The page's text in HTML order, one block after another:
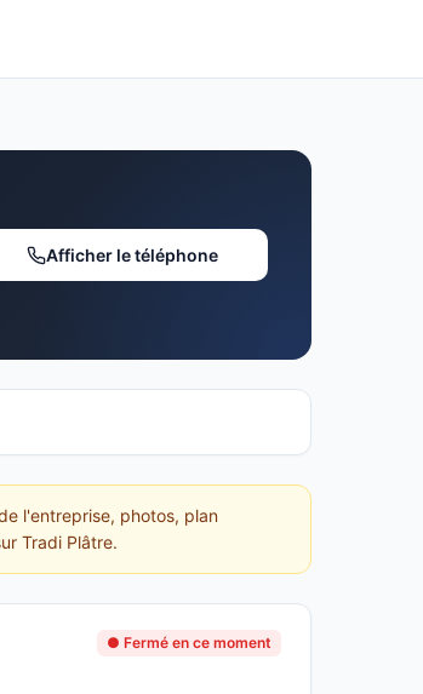
Afficher le téléphone
l'entreprise, photos, plan
Tradi Plâtre.
● Fermé en ce moment